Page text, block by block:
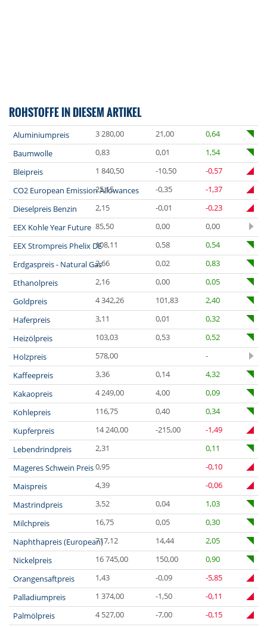
ROHSTOFFE IN DIESEM ARTIKEL
Aluminiumpreis 3 280,00 21,00
0,64
Baumwolle
0,83 0,01
1,54
Bleipreis
1 840,50 -10,50
-0,57
CO2 European Emission Allowances
25,15 -0,35
-1,37
Dieselpreis Benzin
2,15 -0,01
-0,23
EEX Kohle Year Future 85,50 0,00
0,00
EEX Strompreis Phelix DE108,11 0,58
0,54
Erdgaspreis - Natural Gas2,66 0,02
0,83
Ethanolpreis
2,16 0,00
0,05
Goldpreis
4 342,26 101,83
2,40
Haferpreis
3,11 0,01
0,32
Heizölpreis
103,03 0,53
0,52
Holzpreis
578,00
-
Kaffeepreis
3,36 0,14
4,32
Kakaopreis
4 249,00 4,00
0,09
Kohlepreis
116,75 0,40
0,34
Kupferpreis
14 240,00 -215,00
-1,49
Lebendrindpreis
2,31
0,11
Mageres Schwein Preis0,95
-0,10
Maispreis
4,39
-0,06
Mastrindpreis
3,52 0,04
1,03
Milchpreis
16,75 0,05
0,30
Naphthapreis (European)717,12 14,44
2,05
Nickelpreis
16 745,00 150,00
0,90
Orangensaftpreis
1,43 -0,09
-5,85
Palladiumpreis
1 374,00 -1,50
-0,11
Palmölpreis
4 527,00 -7,00
-0,15